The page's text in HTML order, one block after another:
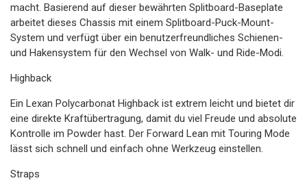
macht. Basierend auf dieser bewährten Splitboard-Baseplate
arbeitet dieses Chassis mit einem Splitboard-Puck-Mount-
System und verfügt über ein benutzerfreundliches Schienen-
und Hakensystem für den Wechsel von Walk- und Ride-Modi.
Highback
Ein Lexan Polycarbonat Highback ist extrem leicht und bietet dir
eine direkte Kraftübertragung, damit du viel Freude und absolute
Kontrolle im Powder hast. Der Forward Lean mit Touring Mode
lässt sich schnell und einfach ohne Werkzeug einstellen.
Straps